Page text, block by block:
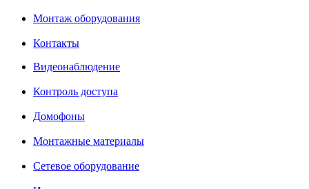
Монтаж оборудования
Контакты
Видеонаблюдение
Контроль доступа
Домофоны
Монтажные материалы
Сетевое оборудование